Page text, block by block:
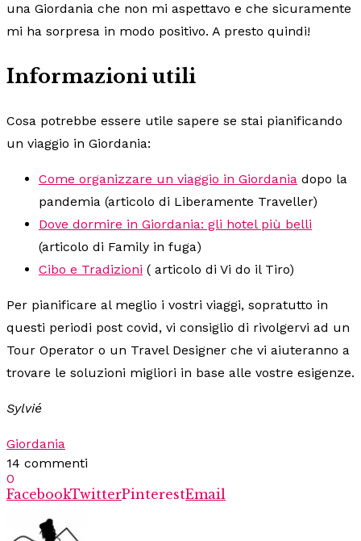
una Giordania che non mi aspettavo e che sicuramente
mi ha sorpresa in modo positivo. A presto quindi!
Informazioni utili
Cosa potrebbe essere utile sapere se stai pianificando
un viaggio in Giordania:
Come organizzare un viaggio in Giordania dopo la
pandemia (articolo di Liberamente Traveller)
Dove dormire in Giordania: gli hotel più belli
(articolo di Family in fuga)
Cibo e Tradizioni ( articolo di Vi do il Tiro)
Per pianificare al meglio i vostri viaggi, sopratutto in
questi periodi post covid, vi consiglio di rivolgervi ad un
Tour Operator o un Travel Designer che vi aiuteranno a
trovare le soluzioni migliori in base alle vostre esigenze.
Sylvié
Giordania
14 commenti
0
FacebookTwitterPinterestEmail